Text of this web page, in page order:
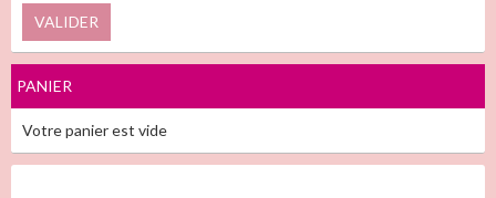
VALIDER
PANIER
Votre panier est vide